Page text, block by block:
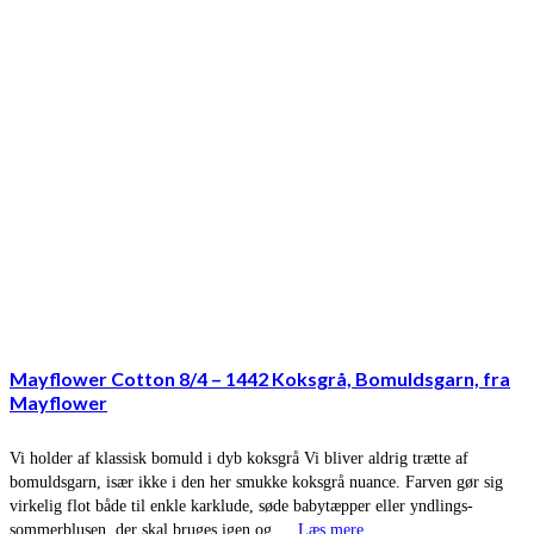
Mayflower Cotton 8/4 – 1442 Koksgrå, Bomuldsgarn, fra
Mayflower
Vi holder af klassisk bomuld i dyb koksgrå Vi bliver aldrig trætte af
bomuldsgarn, især ikke i den her smukke koksgrå nuance. Farven gør sig
virkelig flot både til enkle karklude, søde babytæpper eller yndlings-
sommerblusen, der skal bruges igen og … Læs mere